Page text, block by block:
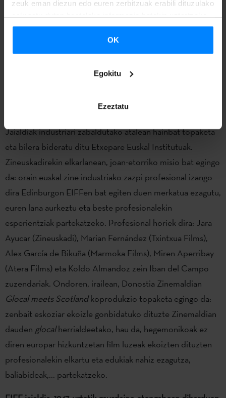
zeuk eman diezun edo euren zerbitzuak erabili dituzulako
eskuratu duten bestelako informazio batekin uztartzeko.
OK
Egokitu
Ezeztatu
Koldo Almandozek eta Iban del Campok Edinburgora
bidaia egingo dute euren filmen aurkezpenean esku
duen #ScotlandGoesBasque programak euskal zine
Jaialdiak industriari zabaldutako atalean hainbat topaketa
eta bilera bideratu ditu Etxepare Euskal Institutuak.
Zineuskadirekin elkarlanean, joan-etorriko misio bat egingo
da: orain euskal zine industriako zazpi profesional izango
dira Edinburgon EIFFen bat egiten duen merkatua ezagutu,
euren lana aurkeztu eta beste profesionalekin
esperientziak partekatzeko. Profesional horiek dira: Jara
Ayucar (Zineuskadi), Marian Fernández (Txintxua Films),
Alex García de Bikuña (Marmoka Films), Miren Aperribay
(Atera Films) eta Koldo Almandoz zein Iban del Campo
zuzendariak. Ondoren, irailean, Donostia Zinemaldian
Glocal meets Scotlandkoprodukzio topaketa egingo da:
zenbait eskoziar ekoizle gonbidatuko dituzte Zinemaldian
dauden glocalherrialdeetako, hau da, hegemonikoak ez
diren europar hizkuntzetan film luzeak ekoizten dituzten
profesionalekin elkartu eta edukiak nahiz ezagutza,
baliabideak,... partekatzeko.